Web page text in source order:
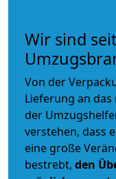
Wir sind
Von der
Lieferung an das
der
verstehen, dass
eine große
bestrebt, den